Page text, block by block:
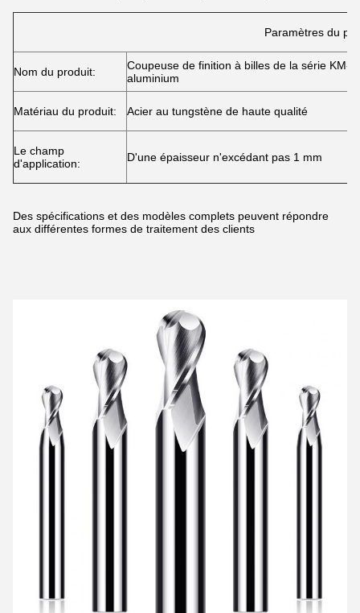
Paramètres du
Nom du produit:
Coupeuse de finition à billes de la série KM-
aluminium
Matériau du produit: Acier au tungstène de haute qualité
Le champ
d'application:
D'une épaisseur n'excédant pas 1 mm
Des spécifications et des modèles complets peuvent répondre
aux différentes formes de traitement des clients